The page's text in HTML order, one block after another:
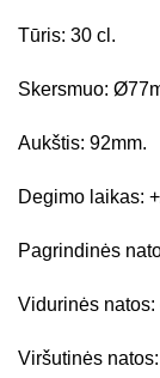
Tūris: 30 cl.
Skersmuo:
Aukštis: 92mm.
Degimo laikas:
Pagrindinės
Vidurinės natos:
Viršutinės